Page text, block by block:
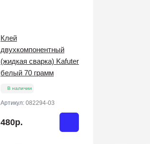
Клей
двухкомпонентный
(жидкая сварка) Kafuter
белый 70 грамм
В наличии
Артикул: 082294-03
480р.